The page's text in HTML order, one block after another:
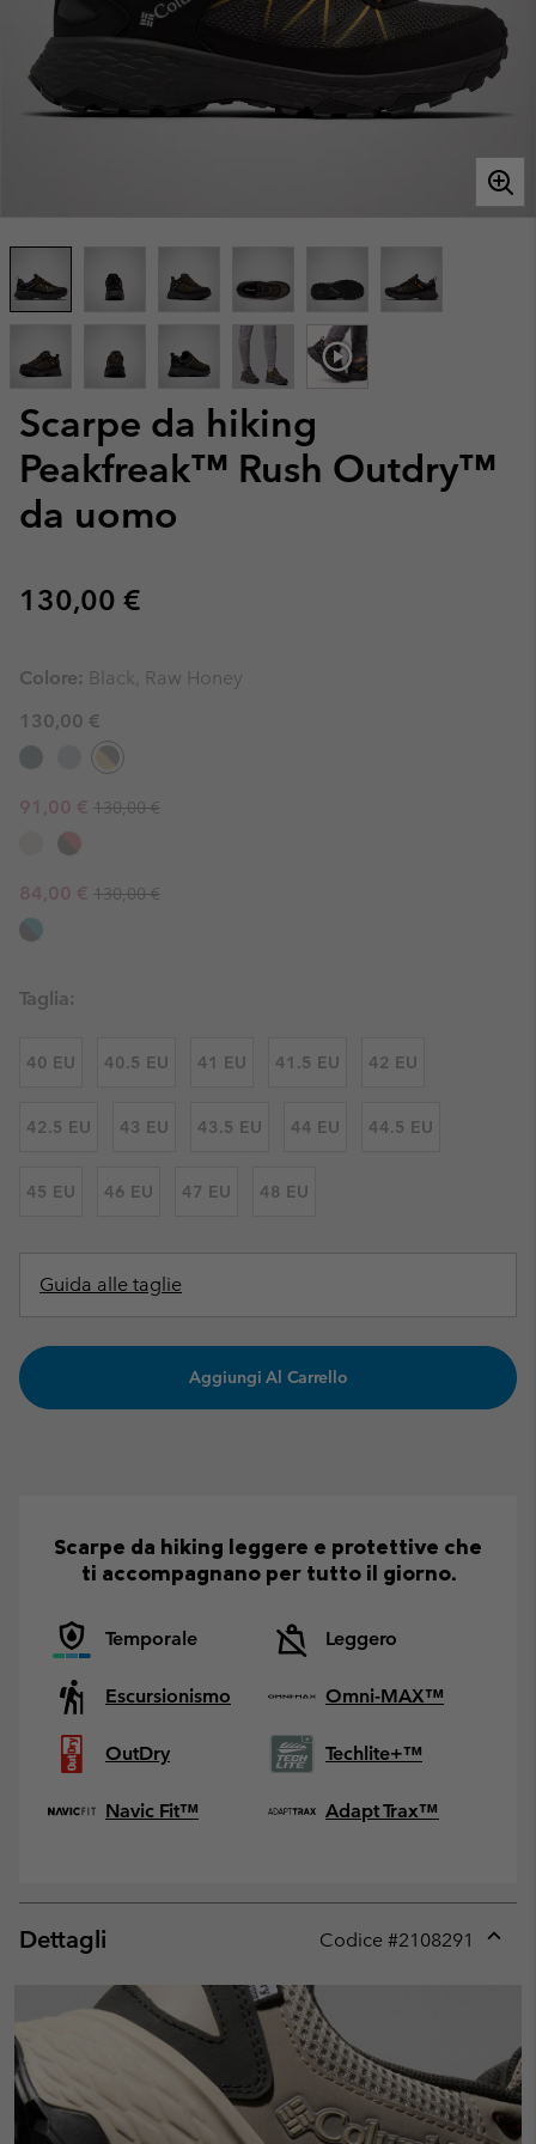
Scarpe da hiking
Peakfreak™ Rush Outdry™
da uomo
Regular price:
130,00 €
Colore: Black, Raw Honey
130,00 €
Sale price:
91,00 € Regular price:
130,00 €
Sale price:
84,00 € Regular price:
130,00 €
Taglia:
40 EU 40.5 EU 41 EU 41.5 EU 42 EU
42.5 EU 43 EU 43.5 EU 44 EU 44.5 EU
45 EU 46 EU 47 EU 48 EU
Guida alle taglie
Aggiungi Al Carrello
Scarpe da hiking leggere e protettive che
ti accompagnano per tutto il giorno.
Temporale Leggero
Escursionismo Omni-MAX™
OutDry Techlite+™
Navic Fit™ Adapt Trax™
Dettagli Codice #2108291